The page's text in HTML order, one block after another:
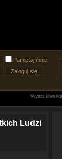
Pamiętaj mnie
Ludzi